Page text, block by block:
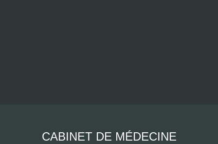
CABINET DE MÉDECINE